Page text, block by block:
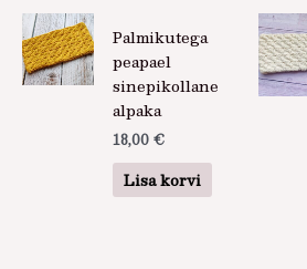
Palmikutega
peapael
sinepikollane
alpaka
18,00 €
Lisa korvi